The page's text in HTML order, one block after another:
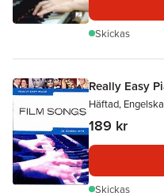
Skickas
Really Easy
Häftad,
189 kr
Skickas